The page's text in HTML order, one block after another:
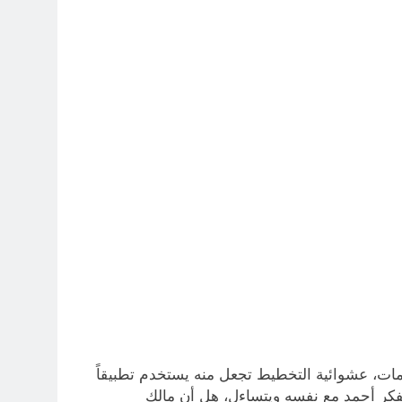
عشوائية التخطيط تجعل منه يستخدم تطبيقاً
يفكر أحمد مع نفسه ويتساءل، هل أن مالك